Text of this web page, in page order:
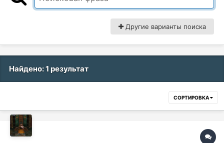
Другие варианты поиска
Найдено: 1 результат
СОРТИРОВКА